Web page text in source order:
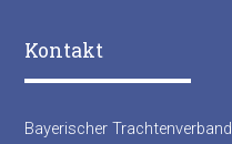
Kontakt
Bayerischer Trachtenverband